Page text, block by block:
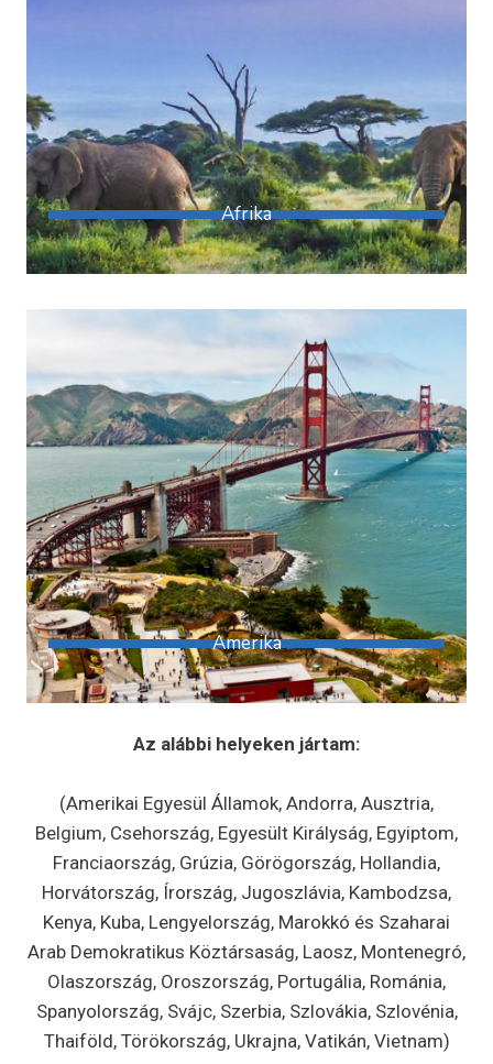
Afrika
Amerika
Az alábbi helyeken jártam:
(Amerikai Egyesül Államok, Andorra, Ausztria,
Belgium, Csehország, Egyesült Királyság, Egyiptom,
Franciaország, Grúzia, Görögország, Hollandia,
Horvátország, Írország, Jugoszlávia, Kambodzsa,
Kenya, Kuba, Lengyelország, Marokkó és Szaharai
Arab Demokratikus Köztársaság, Laosz, Montenegró,
Olaszország, Oroszország, Portugália, Románia,
Spanyolország, Svájc, Szerbia, Szlovákia, Szlovénia,
Thaiföld, Törökország, Ukrajna, Vatikán, Vietnam)